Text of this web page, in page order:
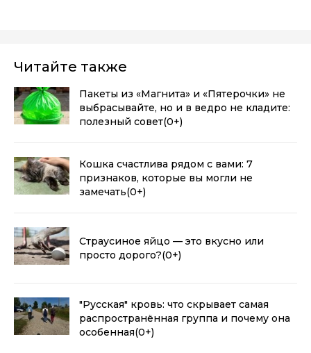
Читайте также
Пакеты из «Магнита» и «Пятерочки» не
выбрасывайте, но и в ведро не кладите:
полезный совет(0+)
Кошка счастлива рядом с вами: 7
признаков, которые вы могли не
замечать(0+)
Страусиное яйцо — это вкусно или
просто дорого?(0+)
"Русская" кровь: что скрывает самая
распространённая группа и почему она
особенная(0+)